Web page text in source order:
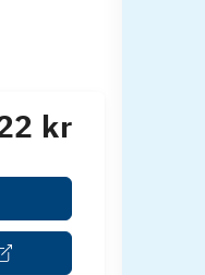
kr